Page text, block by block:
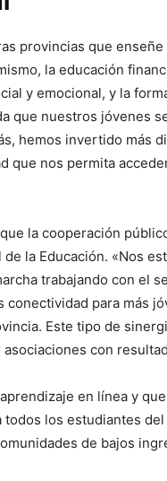
provincias que
la educación
y emocional, y la
que nuestros jóvenes
hemos invertido más
que nos permita
la cooperación
la Educación. «Nos
trabajando con el
conectividad para más
Este tipo de
con
en línea y
todos los estudiantes
de bajos